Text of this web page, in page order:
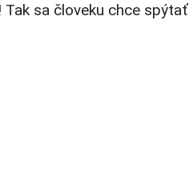
sa človeku chce spýtať